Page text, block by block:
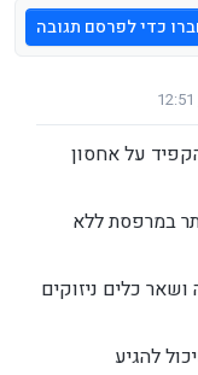
כדי לפרסם תגובה
על אחסון
במרפסת ללא
כלים ניזוקים
להגיע